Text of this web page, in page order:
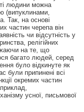
людини можна
(випуклинами,
Так, на основі
частин черепа він
чи відсутність у
релігійних
на те, що
багато людей, серед
було відкинуте як
були припинені всі
окремих частин
усної, письмової